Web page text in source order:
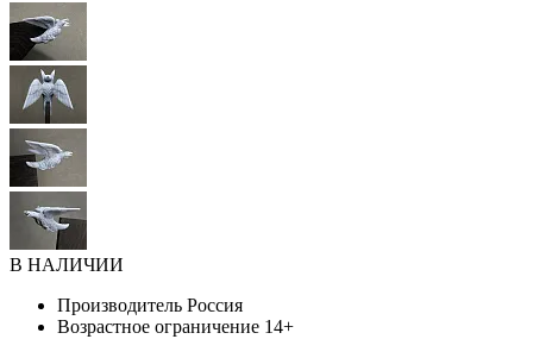
В НАЛИЧИИ
Производитель Россия
Возрастное ограничение 14+